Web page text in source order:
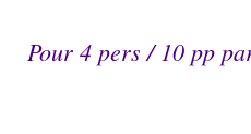
Pour 4 pers /10 pp